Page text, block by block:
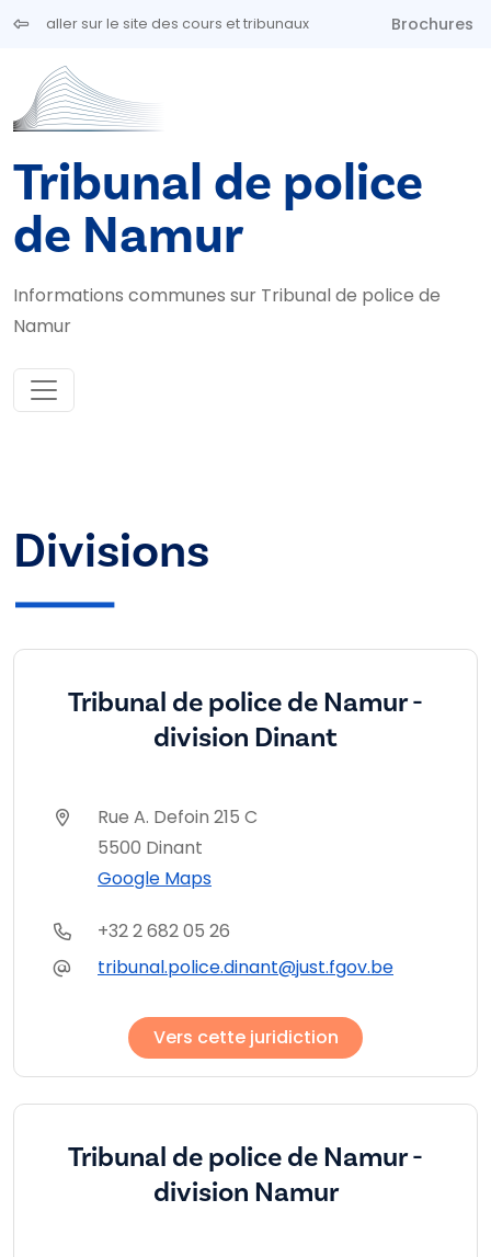
Aller au contenu principal
aller sur le site des cours et tribunaux Brochures
Tribunal de police
de Namur
Informations communes sur Tribunal de police de
Namur
Divisions
Tribunal de police de Namur -
division Dinant
Rue A. Defoin 215 C
5500 Dinant
Google Maps
+32 2 682 05 26
tribunal.police.dinant@just.fgov.be
Vers cette juridiction
Tribunal de police de Namur -
division Namur